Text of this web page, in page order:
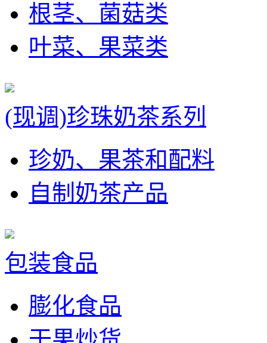
根茎、菌菇类
叶菜、果菜类
(现调)珍珠奶茶系列
珍奶、果茶和配料
自制奶茶产品
包装食品
膨化食品